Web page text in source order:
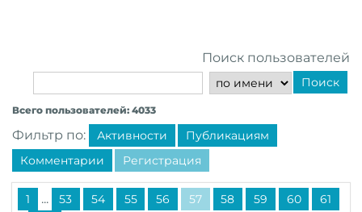
Поиск пользователей
Поиск
Всего пользователей: 4033
Фильтр по: Активности
Публикациям
Комментарии
Регистрация
1 ... 53 54 55 56 57 58 59 60 61